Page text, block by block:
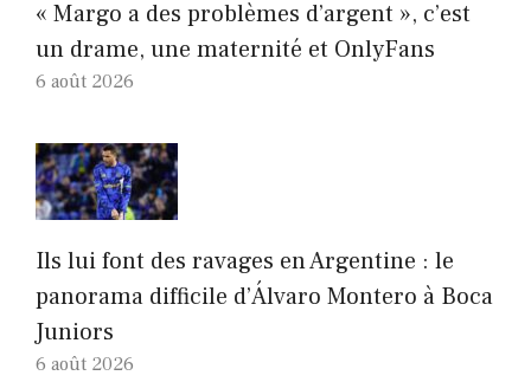
« Margo a des problèmes d’argent », c’est
un drame, une maternité et OnlyFans
6 août 2026
Ils lui font des ravages en Argentine : le
panorama difficile d’Álvaro Montero à Boca
Juniors
6 août 2026